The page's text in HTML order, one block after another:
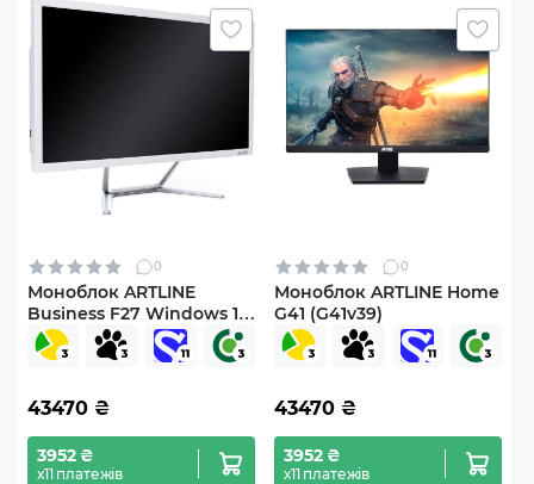
0
Моноблок ARTLINE
Business F27 Windows 11
Pro (F27v16Winw)
43470 ₴
3952 ₴
х11 платежів
0
Моноблок ARTLINE Home
G41 (G41v39)
43470 ₴
3952 ₴
х11 платежів